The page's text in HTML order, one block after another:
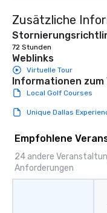
Zusätzliche
72 Stunden
Weblinks
Virtuelle Tour
Informationen
Local Golf Courses
Unique Dallas
Empfohlene
24 andere
Anforderungen